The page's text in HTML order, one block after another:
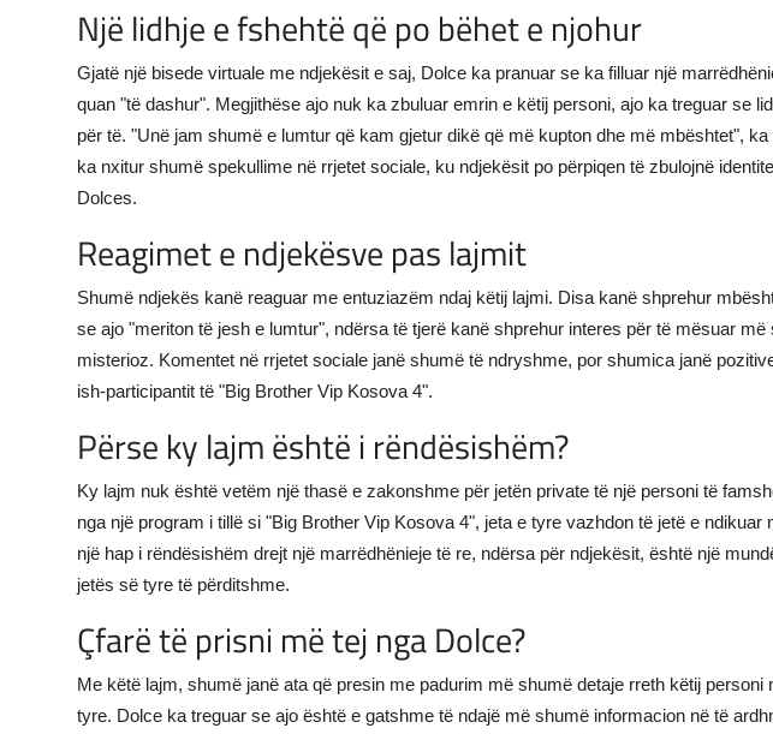
Një lidhje e fshehtë që po bëhet e njohur
Gjatë një bisede virtuale me ndjekësit e saj, Dolce ka pranuar se ka filluar një
quan "të dashur". Megjithëse ajo nuk ka zbuluar emrin e këtij personi, ajo ka treguar se
për të. "Unë jam shumë e lumtur që kam gjetur dikë që më kupton dhe më mbështet",
ka nxitur shumë spekullime në rrjetet sociale, ku ndjekësit po përpiqen të zbulojnë
Dolces.
Reagimet e ndjekësve pas lajmit
Shumë ndjekës kanë reaguar me entuziazëm ndaj këtij lajmi. Disa kanë shprehur
se ajo "meriton të jesh e lumtur", ndërsa të tjerë kanë shprehur interes për të mësuar
misterioz. Komentet në rrjetet sociale janë shumë të ndryshme, por shumica janë
ish-participantit të "Big Brother Vip Kosova 4".
Përse ky lajm është i rëndësishëm?
Ky lajm nuk është vetëm një thasë e zakonshme për jetën private të një personi të
nga një program i tillë si "Big Brother Vip Kosova 4", jeta e tyre vazhdon të jetë e
një hap i rëndësishëm drejt një marrëdhënieje të re, ndërsa për ndjekësit, është një
jetës së tyre të përditshme.
Çfarë të prisni më tej nga Dolce?
Me këtë lajm, shumë janë ata që presin me padurim më shumë detaje rreth këtij
tyre. Dolce ka treguar se ajo është e gatshme të ndajë më shumë informacion në të